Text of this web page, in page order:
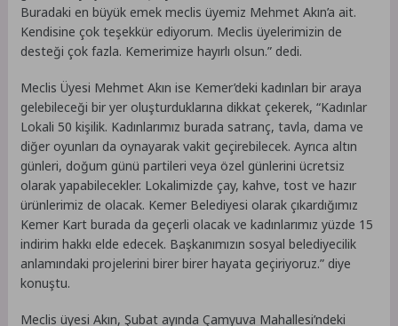
Buradaki en büyük emek meclis üyemiz Mehmet Akın’a ait.
Kendisine çok teşekkür ediyorum. Meclis üyelerimizin de
desteği çok fazla. Kemerimize hayırlı olsun.” dedi.
Meclis Üyesi Mehmet Akın ise Kemer’deki kadınları bir araya
gelebileceği bir yer oluşturduklarına dikkat çekerek, “Kadınlar
Lokali 50 kişilik. Kadınlarımız burada satranç, tavla, dama ve
diğer oyunları da oynayarak vakit geçirebilecek. Ayrıca altın
günleri, doğum günü partileri veya özel günlerini ücretsiz
olarak yapabilecekler. Lokalimizde çay, kahve, tost ve hazır
ürünlerimiz de olacak. Kemer Belediyesi olarak çıkardığımız
Kemer Kart burada da geçerli olacak ve kadınlarımız yüzde 15
indirim hakkı elde edecek. Başkanımızın sosyal belediyecilik
anlamındaki projelerini birer birer hayata geçiriyoruz.” diye
konuştu.
Meclis üyesi Akın, Şubat ayında Çamyuva Mahallesi’ndeki